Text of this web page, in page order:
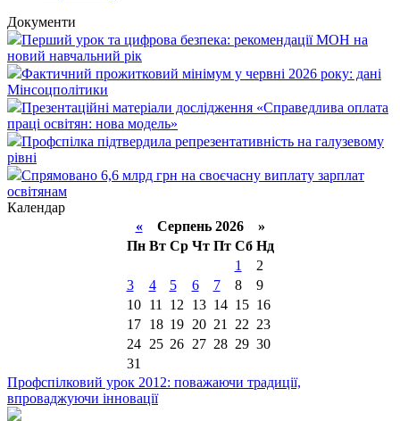
Документи
Перший урок та цифрова безпека: рекомендації МОН на
новий навчальний рік
Фактичний прожитковий мінімум у червні 2026 року: дані
Мінсоцполітики
Презентаційні матеріали дослідження «Справедлива оплата
праці освітян: нова модель»
Профспілка підтвердила репрезентативність на галузевому
рівні
Спрямовано 6,6 млрд грн на своєчасну виплату зарплат
освітянам
Календар
«Серпень 2026 »
Пн Вт Ср Чт Пт Сб Нд
1
2
3
4 5 6 7 8
9
10
11 12 13 14 15 16
17
18 19 20 21 22 23
24
25 26 27 28 29 30
31
Профспілковий урок 2012: поважаючи традиції,
впроваджуючи інновації